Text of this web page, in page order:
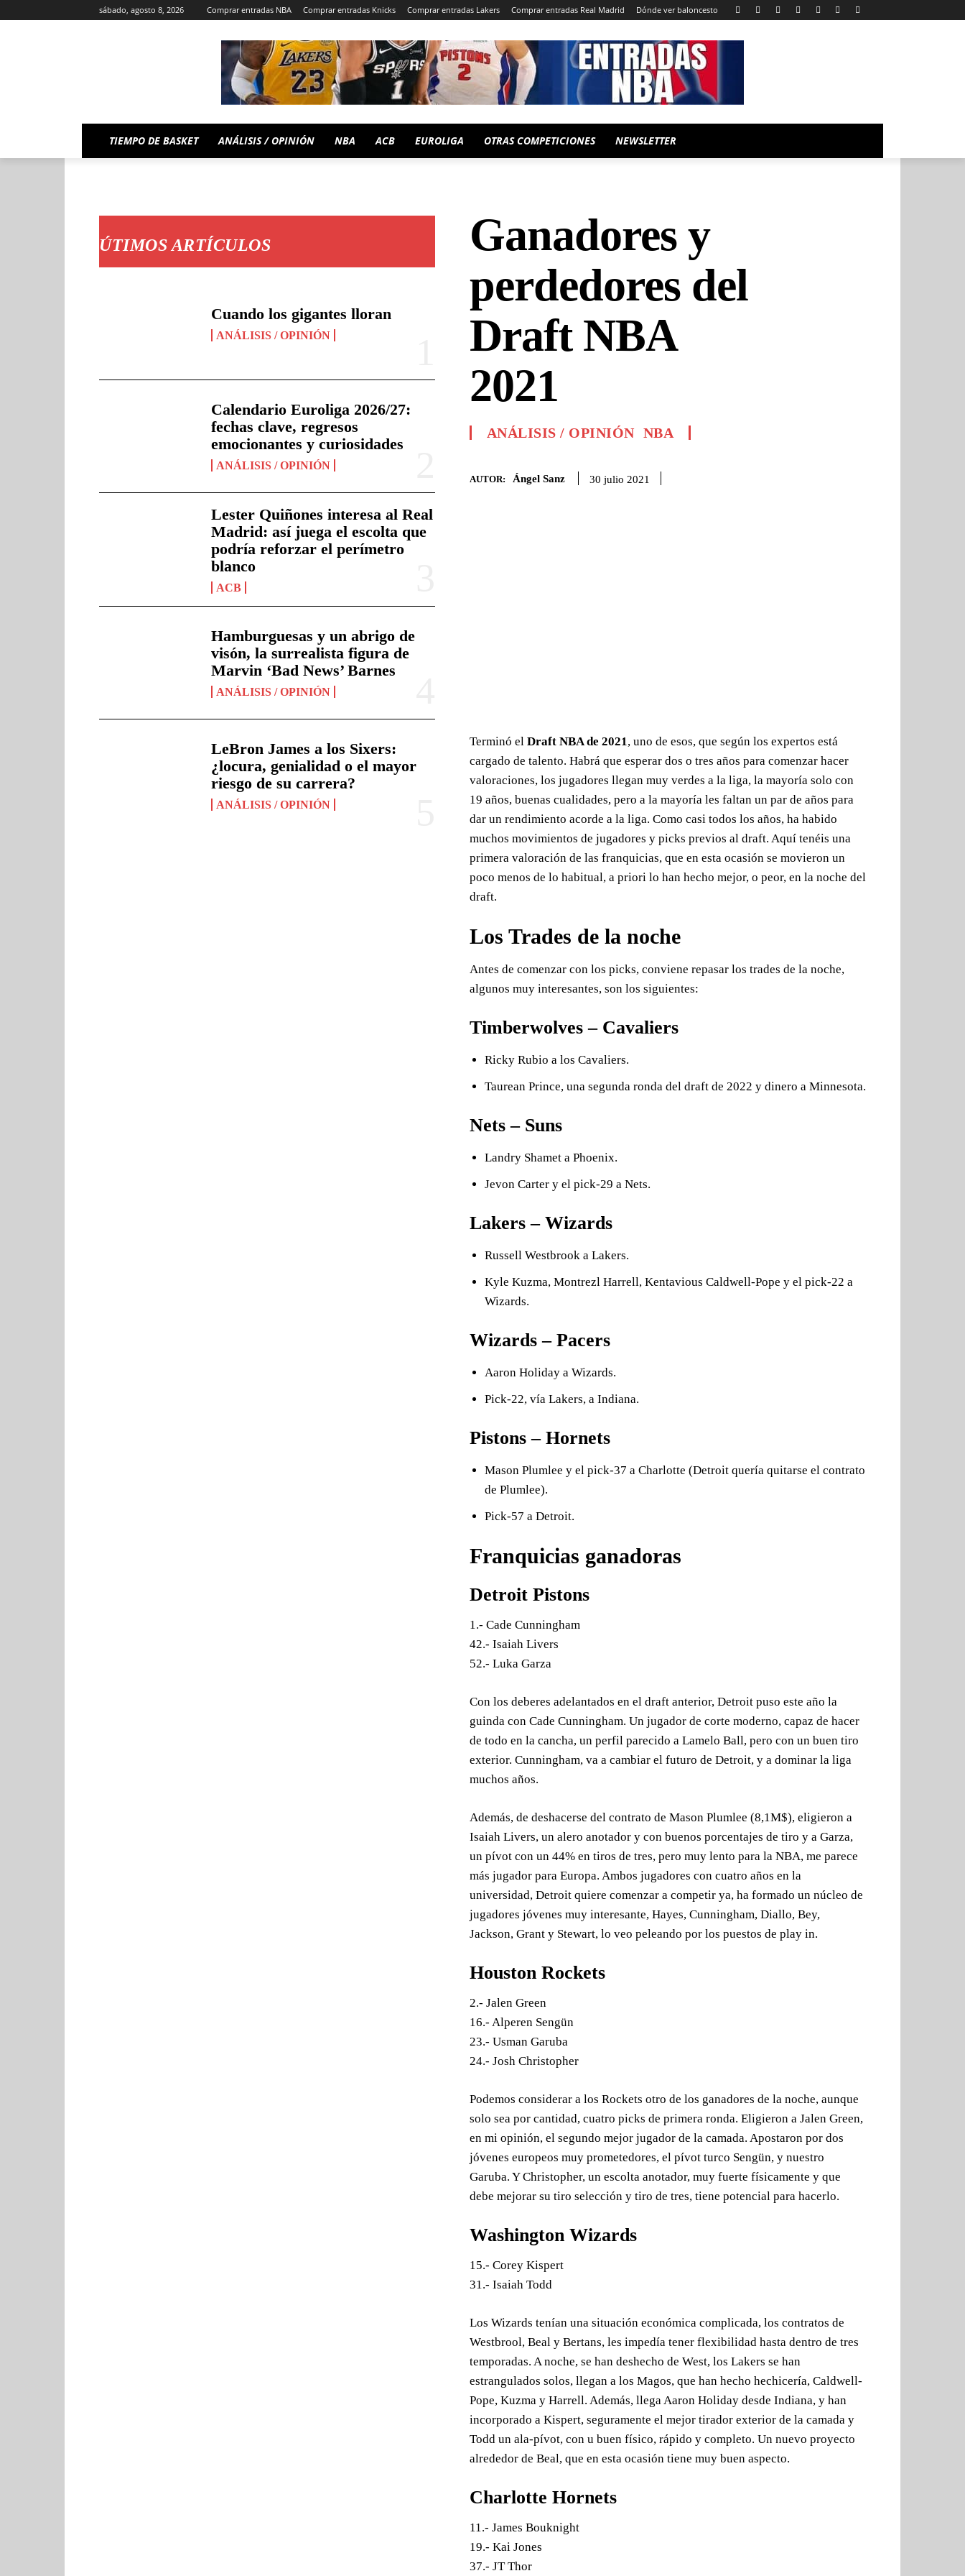
sábado, agosto 8, 2026 Comprar entradas NBA Comprar entradas Knicks Comprar entradas Lakers Comprar entradas Real Madrid Dónde ver baloncesto
TIEMPO DE BASKET ANÁLISIS / OPINIÓN NBA ACB EUROLIGA OTRAS COMPETICIONES NEWSLETTER
ÚTIMOS ARTÍCULOS
Cuando los gigantes lloran
ANÁLISIS / OPINIÓN
Calendario Euroliga 2026/27:
fechas clave, regresos
emocionantes y curiosidades
ANÁLISIS / OPINIÓN
Lester Quiñones interesa al Real
Madrid: así juega el escolta que
podría reforzar el perímetro
blanco
ACB
Hamburguesas y un abrigo de
visón, la surrealista figura de
Marvin ‘Bad News’ Barnes
ANÁLISIS / OPINIÓN
LeBron James a los Sixers:
¿locura, genialidad o el mayor
riesgo de su carrera?
ANÁLISIS / OPINIÓN
Ganadores y
perdedores del
Draft NBA
2021
ANÁLISIS / OPINIÓN NBA
AUTOR: Ángel Sanz 30 julio 2021
Terminó el Draft NBA de 2021, uno de esos, que según los expertos está
cargado de talento. Habrá que esperar dos o tres años para comenzar hacer
valoraciones, los jugadores llegan muy verdes a la liga, la mayoría solo con
19 años, buenas cualidades, pero a la mayoría les faltan un par de años para
dar un rendimiento acorde a la liga. Como casi todos los años, ha habido
muchos movimientos de jugadores y picks previos al draft. Aquí tenéis una
primera valoración de las franquicias, que en esta ocasión se movieron un
poco menos de lo habitual, a priori lo han hecho mejor, o peor, en la noche del
draft.
Los Trades de la noche
Antes de comenzar con los picks, conviene repasar los trades de la noche,
algunos muy interesantes, son los siguientes:
Timberwolves – Cavaliers
Ricky Rubio a los Cavaliers.
Taurean Prince, una segunda ronda del draft de 2022 y dinero a Minnesota.
Nets – Suns
Landry Shamet a Phoenix.
Jevon Carter y el pick-29 a Nets.
Lakers – Wizards
Russell Westbrook a Lakers.
Kyle Kuzma, Montrezl Harrell, Kentavious Caldwell-Pope y el pick-22 a
Wizards.
Wizards – Pacers
Aaron Holiday a Wizards.
Pick-22, vía Lakers, a Indiana.
Pistons – Hornets
Mason Plumlee y el pick-37 a Charlotte (Detroit quería quitarse el contrato
de Plumlee).
Pick-57 a Detroit.
Franquicias ganadoras
Detroit Pistons
1.- Cade Cunningham
42.- Isaiah Livers
52.- Luka Garza
Con los deberes adelantados en el draft anterior, Detroit puso este año la
guinda con Cade Cunningham. Un jugador de corte moderno, capaz de hacer
de todo en la cancha, un perfil parecido a Lamelo Ball, pero con un buen tiro
exterior. Cunningham, va a cambiar el futuro de Detroit, y a dominar la liga
muchos años.
Además, de deshacerse del contrato de Mason Plumlee (8,1M$), eligieron a
Isaiah Livers, un alero anotador y con buenos porcentajes de tiro y a Garza,
un pívot con un 44% en tiros de tres, pero muy lento para la NBA, me parece
más jugador para Europa. Ambos jugadores con cuatro años en la
universidad, Detroit quiere comenzar a competir ya, ha formado un núcleo de
jugadores jóvenes muy interesante, Hayes, Cunningham, Diallo, Bey,
Jackson, Grant y Stewart, lo veo peleando por los puestos de play in.
Houston Rockets
2.- Jalen Green
16.- Alperen Sengün
23.- Usman Garuba
24.- Josh Christopher
Podemos considerar a los Rockets otro de los ganadores de la noche, aunque
solo sea por cantidad, cuatro picks de primera ronda. Eligieron a Jalen Green,
en mi opinión, el segundo mejor jugador de la camada. Apostaron por dos
jóvenes europeos muy prometedores, el pívot turco Sengün, y nuestro
Garuba. Y Christopher, un escolta anotador, muy fuerte físicamente y que
debe mejorar su tiro selección y tiro de tres, tiene potencial para hacerlo.
Washington Wizards
15.- Corey Kispert
31.- Isaiah Todd
Los Wizards tenían una situación económica complicada, los contratos de
Westbrool, Beal y Bertans, les impedía tener flexibilidad hasta dentro de tres
temporadas. A noche, se han deshecho de West, los Lakers se han
estrangulados solos, llegan a los Magos, que han hecho hechicería, Caldwell-
Pope, Kuzma y Harrell. Además, llega Aaron Holiday desde Indiana, y han
incorporado a Kispert, seguramente el mejor tirador exterior de la camada y
Todd un ala-pívot, con u buen físico, rápido y completo. Un nuevo proyecto
alrededor de Beal, que en esta ocasión tiene muy buen aspecto.
Charlotte Hornets
11.- James Bouknight
19.- Kai Jones
37.- JT Thor